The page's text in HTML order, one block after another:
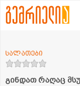
გინდათ რაღაც
სალათები